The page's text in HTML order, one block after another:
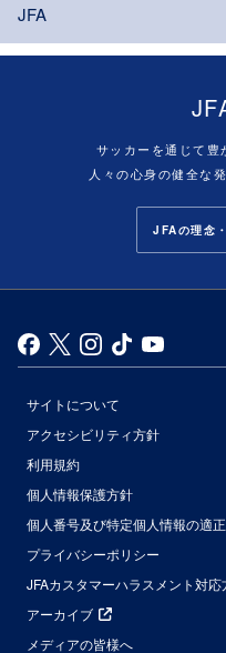
JFA
サッカーを通じて豊
人々の心身の健全な
JFAの理念
サイトについて
アクセシビリティ方針
利用規約
個人情報保護方針
個人番号及び特定個人情報の適
プライバシーポリシー
JFAカスタマーハラスメント対応
アーカイブ
メディアの皆様へ